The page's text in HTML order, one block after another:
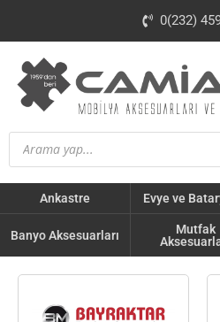
0(232)
Ankastre Evye ve
Banyo Aksesuarları
Mutfak